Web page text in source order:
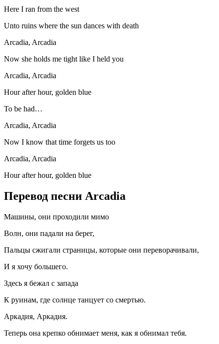
Here I ran from the west
Unto ruins where the sun dances with death
Arcadia, Arcadia
Now she holds me tight like I held you
Arcadia, Arcadia
Hour after hour, golden blue
To be had…
Arcadia, Arcadia
Now I know that time forgets us too
Arcadia, Arcadia
Hour after hour, golden blue
Перевод песни Arcadia
Машины, они проходили мимо
Волн, они падали на берег,
Пальцы сжигали страницы, которые они переворачивали,
И я хочу большего.
Здесь я бежал с запада
К руинам, где солнце танцует со смертью.
Аркадия, Аркадия.
Теперь она крепко обнимает меня, как я обнимал тебя.